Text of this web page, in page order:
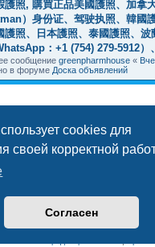
cookies для
своей корректной
Согласен
護照, 購買正品美國護照、加拿
）身份证、驾驶执照、韓國
護照、日本護照、泰國護照、
：+1 (754) 279-5912）、
сообщение greenpharmhouse «
в форуме Доска объявлений
на основеphpBB® Forum Software
Русская поддержка phpBB